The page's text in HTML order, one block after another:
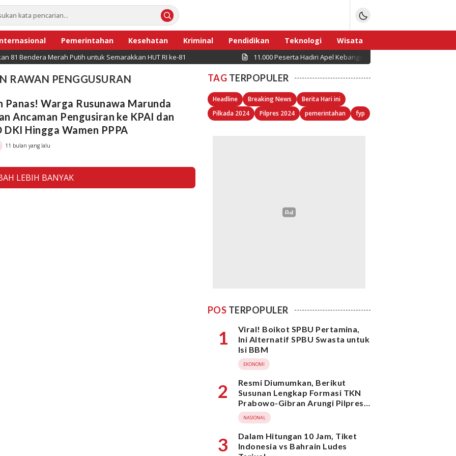
Pemerintahan Kesehatan Kriminal Pendidikan Teknologi
Wisata
Sport
81 Bendera Merah Putih untuk Semarakkan HUT RI ke-81 11.000 Peserta Hadiri Apel Kebangsaan “Jaga Jakarta untuk
RAWAN PENGGUSURAN
Panas! Warga Rusunawa Marunda
Ancaman Pengusiran ke KPAI dan
DKI Hingga Wamen PPPA
11 bulan yang lalu
LEBIH BANYAK
TAG TERPOPULER
Headline Breaking News
Berita Hari ini
Pilkada 2024
Pilpres 2024 pemerintahan fyp
POS TERPOPULER
1
Viral! Boikot SPBU Pertamina,
Ini Alternatif SPBU Swasta untuk
Isi BBM
EKONOMI
2
Resmi Diumumkan, Berikut
Susunan Lengkap Formasi TKN
Prabowo-Gibran Arungi Pilpres
2024, Ada Ridwan Kamil hingga
Suami Yenny Wahid
NASIONAL
3
Dalam Hitungan 10 Jam, Tiket
Indonesia vs Bahrain Ludes